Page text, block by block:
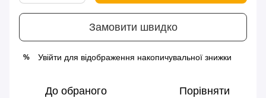
Замовити швидко
% Увійти для відображення накопичувальної знижки
До обраного Порівняти